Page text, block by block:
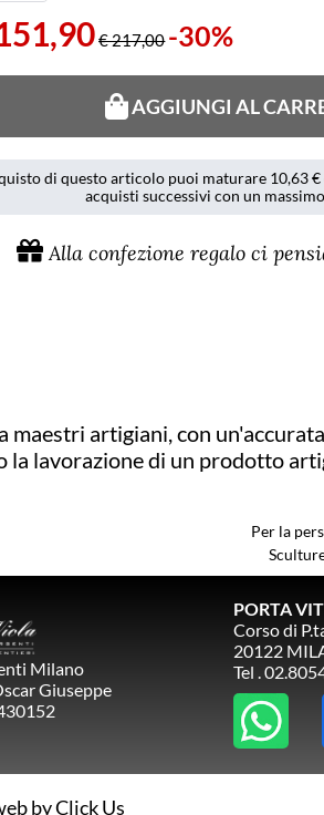
€ 217,00 -30%
AGGIUNGI AL
di questo articolo puoi maturare 10,63
acquisti successivi con un
Alla confezione regalo ci
artigiani, con
la lavorazione di un prodotto
Per la
Milano
Giuseppe
PORTA
Corso di
20122
Tel .
by Click Us